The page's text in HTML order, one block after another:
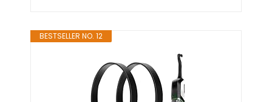
BESTSELLER NO. 12